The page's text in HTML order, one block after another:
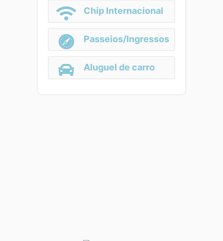
Chip Internacional
Passeios/Ingressos
Aluguel de carro